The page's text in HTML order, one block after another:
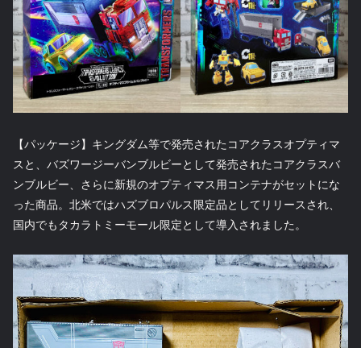
【パッケージ】キングダム等で発売されたコアクラスオプティマ
スと、バズワージーバンブルビーとして発売されたコアクラスバ
ンブルビー、さらに新規のオプティマス用コンテナがセットにな
った商品。北米ではハズブロパルス限定品としてリリースされ、
国内でもタカラトミーモール限定として導入されました。